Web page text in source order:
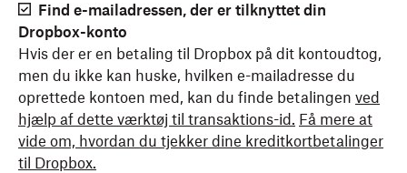
Find e-mailadressen, der er tilknyttet din
Dropbox-konto
Hvis der er en betaling til Dropbox på dit kontoudtog,
men du ikke kan huske, hvilken e-mailadresse du
oprettede kontoen med, kan du finde betalingen ved
hjælp af dette værktøj til transaktions-id. Få mere at
vide om, hvordan du tjekker dine kreditkortbetalinger
til Dropbox.